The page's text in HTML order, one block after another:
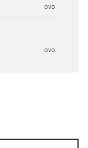
ovo
ovo